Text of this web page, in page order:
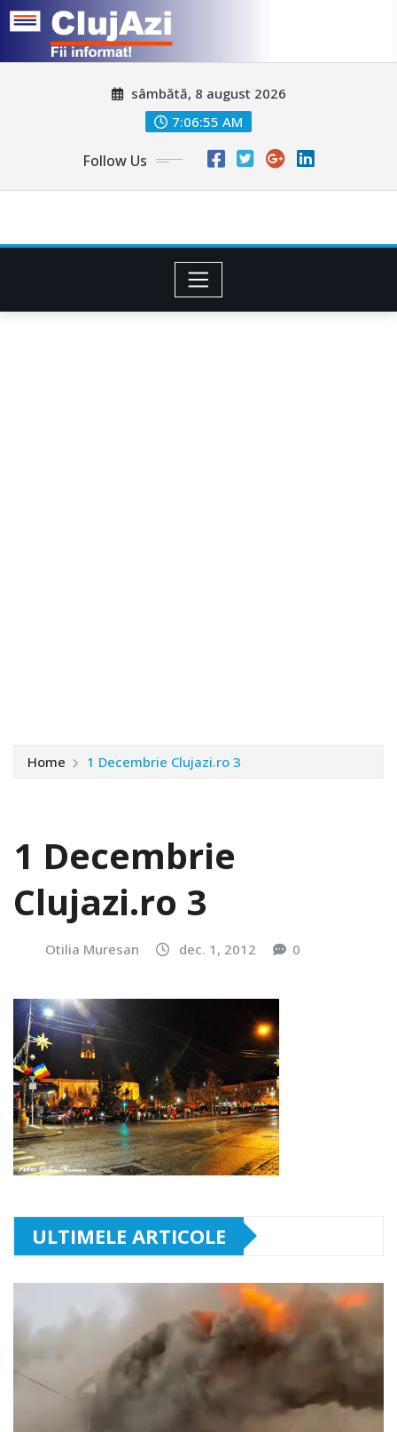
sâmbătă, 8 august 2026
7:06:57 AM
Follow Us
Home 1 Decembrie Clujazi.ro 3
1 Decembrie
Clujazi.ro 3
Otilia Muresan dec. 1, 2012 0
ULTIMELE ARTICOLE